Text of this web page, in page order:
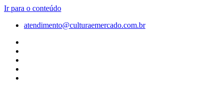
Ir para o conteúdo
atendimento@culturaemercado.com.br